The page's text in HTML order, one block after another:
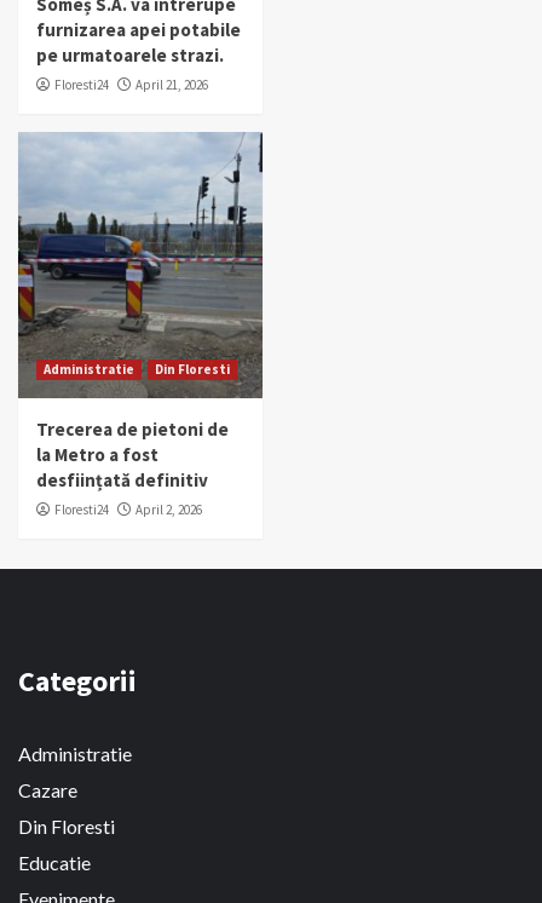
furnizarea apei potabile
pe urmatoarele strazi.
Floresti24 April 21, 2026
Administratie Din Floresti
Trecerea de pietoni de
la Metro a fost
desființată definitiv
Floresti24 April 2, 2026
Categorii
Administratie
Cazare
Din Floresti
Educatie